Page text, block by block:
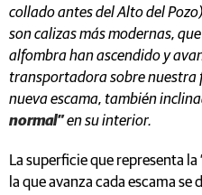
collado antes del Alto del
son calizas más modernas,
alfombra han ascendido y
transportadora sobre nuestra
nueva escama, también
normal”en su interior.
La superficie que representa la
la que avanza cada escama se